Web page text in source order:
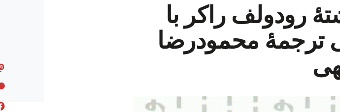
رودولف راکر با
ترجمۀ محمودرضا